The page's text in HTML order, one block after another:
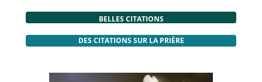
BELLES CITATIONS
DES CITATIONS SUR LA PRIÈRE